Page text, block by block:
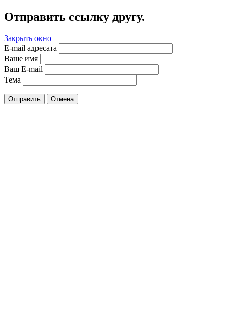
Отправить ссылку другу.
Закрыть окно
E-mail адресата
Ваше имя
Ваш E-mail
Тема
Отправить Отмена